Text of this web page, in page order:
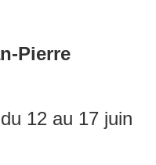
Pierre
12 au 17 juin